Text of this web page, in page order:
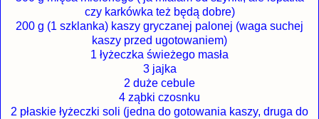
czy karkówka też będą dobre)
200 g (1 szklanka) kaszy gryczanej palonej (waga suchej
kaszy przed ugotowaniem)
1 łyżeczka świeżego masła
3 jajka
2 duże cebule
4 ząbki czosnku
2 płaskie łyżeczki soli (jedna do gotowania kaszy, druga do